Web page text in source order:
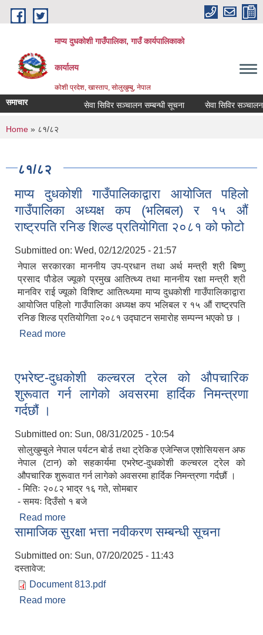
Skip to main content
माप्य दुधकोशी गाउँपालिका, गाउँ कार्यपालिकाको
कार्यालय
कोशी प्रदेश, खास्ताप, सोलुखुम्बु, नेपाल
समाचार सेवा सिविर सञ्चालन सम्बन्धी सूचना सेवा सिविर सञ्चालन
You are here
Home » ८१/८२
८१/८२
माप्य दुधकोशी गाउँपालिकाद्वारा आयोजित पहिलो
गाउँपालिका अध्यक्ष कप (भलिबल) र १५ औं
राष्ट्रपति रनिङ शिल्ड प्रतियोगिता २०८१ को फोटो
Submitted on: Wed, 02/12/2025 - 21:57
नेपाल सरकारका माननीय उप-प्रधान तथा अर्थ मन्त्री श्री बिष्णु
प्रसाद पौडेल ज्यूको प्रमुख आतित्थ्य तथा माननीय रक्षा मन्त्री श्री
मानविर राई ज्यूको विशिष्ट आतित्थ्यमा माप्य दुधकोशी गाउँपालिकाद्वारा
आयोजित पहिलो गाउँपालिका अध्यक्ष कप भलिबल र १५ औं राष्ट्रपति
रनिङ शिल्ड प्रतियोगिता २०८१ उद्घाटन समारोह सम्पन्न भएको छ ।
Read more
एभरेष्ट-दुधकोशी कल्चरल ट्रेल को औपचारिक
शुरूवात गर्न लागेको अवसरमा हार्दिक निमन्त्रणा
गर्दछौं ।
Submitted on: Sun, 08/31/2025 - 10:54
सोलुखुम्बुले नेपाल पर्यटन बोर्ड तथा ट्रेकिङ एजेन्सिज एशोसियसन अफ
नेपाल (टान) को सहकार्यमा एभरेष्ट-दुधकोशी कल्चरल ट्रेल को
औपचारिक शुरूवात गर्न लागेको अवसरमा हार्दिक निमन्त्रणा गर्दछौं ।
- मितिः २०८२ भाद्र १६ गते, सोमबार
- समयः दिउँसो १ बजे
Read more
शुरूवात गर्न लागेको अवसरमा हार्दिक निमन्त्रणा गर्दछौं ।
सामाजिक सुरक्षा भत्ता नवीकरण सम्बन्धी सूचना
Submitted on: Sun, 07/20/2025 - 11:43
दस्तावेज:
Document 813.pdf
Read more